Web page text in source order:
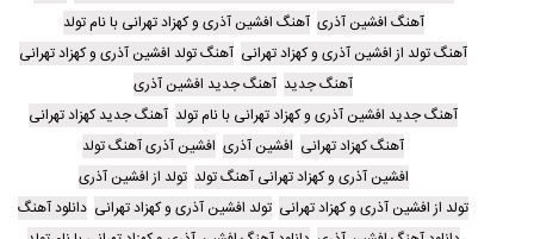
آهنگ افشین آذری آهنگ افشین آذری و کهزاد تهرانی با نام تولد
آهنگ تولد از افشین آذری و کهزاد تهرانی آهنگ تولد افشین آذری و کهزاد تهرانی
آهنگ جدید آهنگ جدید افشین آذری
آهنگ جدید افشین آذری و کهزاد تهرانی با نام تولد آهنگ جدید کهزاد تهرانی
آهنگ کهزاد تهرانی افشین آذری افشین آذری آهنگ تولد
افشین آذری و کهزاد تهرانی آهنگ تولد تولد از افشین آذری
تولد از افشین آذری و کهزاد تهرانی تولد افشین آذری و کهزاد تهرانی دانلود آهنگ